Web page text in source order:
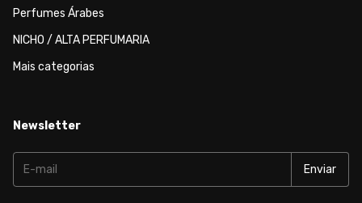
Perfumes Árabes
NICHO / ALTA PERFUMARIA
Mais categorias
Newsletter